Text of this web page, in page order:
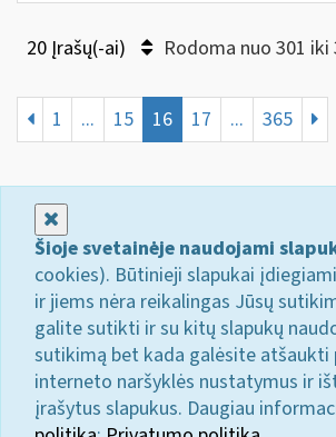
20 Įrašų(-ai) Rodoma nuo 301 iki
1 ... 15 16 17 ... 365
Šioje svetainėje naudojami
cookies). Būtinieji slapukai
ir jiems nėra reikalingas Jūsų
galite sutikti ir su kitų slapukų
sutikimą bet kada galėsite atšaukti
interneto naršyklės nustatymus ir
įrašytus slapukus. Daugiau